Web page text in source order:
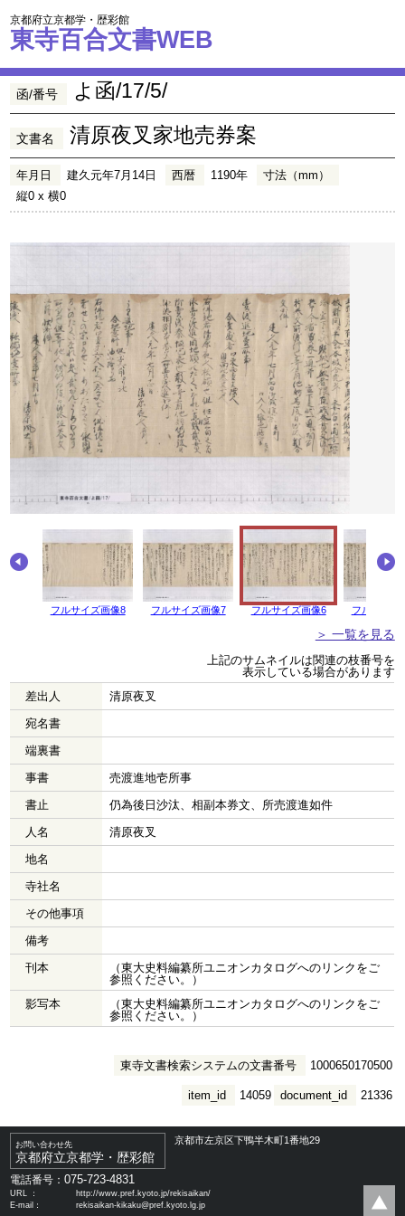
京都府立京都学・歴彩館
東寺百合文書WEB
函/番号 よ函/17/5/
文書名 清原夜叉家地売券案
年月日 建久元年7月14日 西暦 1190年
寸法（mm）
縦0 x 横0
フルサイズ画像8 フルサイズ画像7 フルサイズ画像6 フルサイズ
＞ 一覧を見る
上記のサムネイルは関連の枝番号を
表示している場合があります
差出人
清原夜叉
宛名書
端裏書
事書
売渡進地壱所事
書止
仍為後日沙汰、相副本券文、所売渡進如件
人名
清原夜叉
地名
寺社名
その他事項
備考
刊本
（東大史料編纂所ユニオンカタログへのリンクをご
参照ください。）
影写本
（東大史料編纂所ユニオンカタログへのリンクをご
参照ください。）
東寺文書検索システムの文書番号 1000650170500
document_id 21336
item_id 14059
お問い合わせ先
京都府立京都学・歴彩館
京都市左京区下鴨半木町1番地29
電話番号：075-723-4831
URL ：
http://www.pref.kyoto.jp/rekisaikan/
E-mail：
rekisaikan-kikaku@pref.kyoto.lg.jp